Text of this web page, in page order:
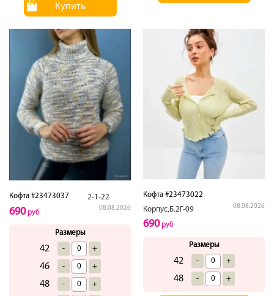
Купить
Кофта #23473037 2-1-22
08.08.2026
690руб
Размеры
42 - +
46 - +
48 - +
Кофта #23473022
Корпус,Б.2Г-09
08.08.2026
690руб
Размеры
42 - +
48 - +